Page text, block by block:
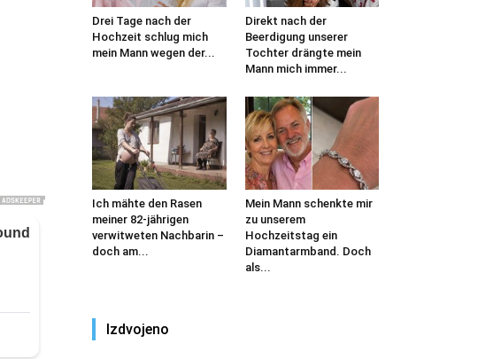
Drei Tage nach der
Hochzeit schlug mich
mein Mann wegen der...
Direkt nach der
Beerdigung unserer
Tochter drängte mein
Mann mich immer...
Ich mähte den Rasen
meiner 82-jährigen
verwitweten Nachbarin –
doch am...
Mein Mann schenkte mir
zu unserem
Hochzeitstag ein
Diamantarmband. Doch
als...
Izdvojeno